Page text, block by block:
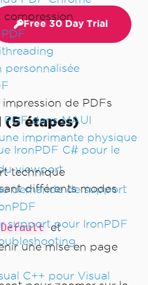
compression
personnalisée
de PDFs
PDF dans MAUI
imprimante physique
technique
demande de support
support pour IronPDF
C++ pour Visual
Free 30 Day Trial
(5 étapes)
IronPDF C# pour le
viewport
différents modes
et
une mise en page